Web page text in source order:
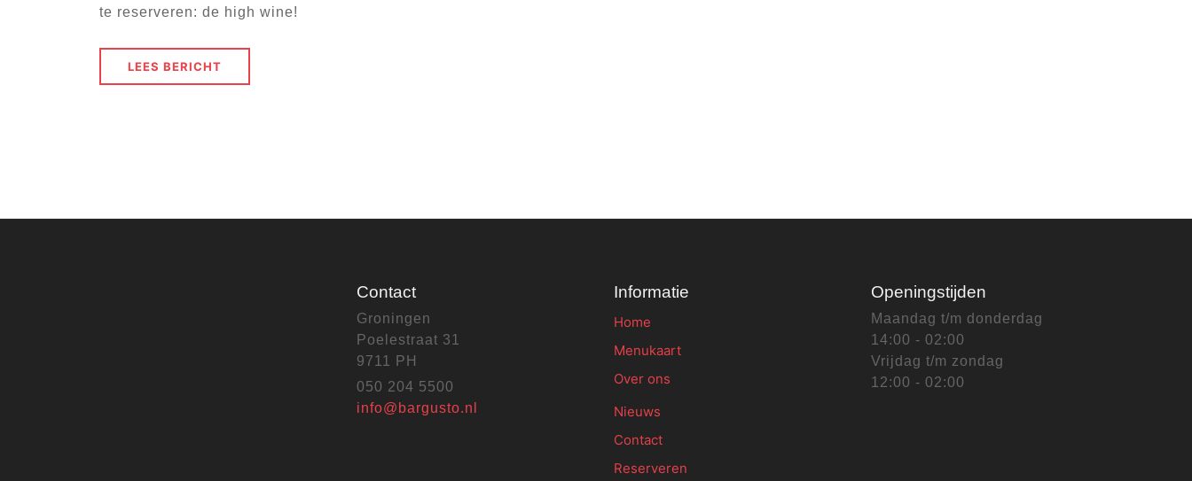
te reserveren: de high wine!
LEES BERICHT
Contact
Groningen
Poelestraat 31
9711 PH
050 204 5500
info@bargusto.nl
Informatie
Home
Menukaart
Over ons
Nieuws
Contact
Reserveren
Openingstijden
Maandag t/m donderdag
14:00 - 02:00
Vrijdag t/m zondag
12:00 - 02:00